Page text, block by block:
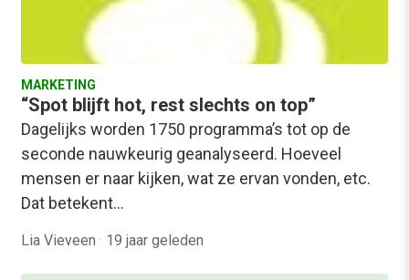
MARKETING
“Spot blijft hot, rest slechts on top”
Dagelijks worden 1750 programma’s tot op de
seconde nauwkeurig geanalyseerd. Hoeveel
mensen er naar kijken, wat ze ervan vonden, etc.
Dat betekent…
Lia Vieveen · 19 jaar geleden